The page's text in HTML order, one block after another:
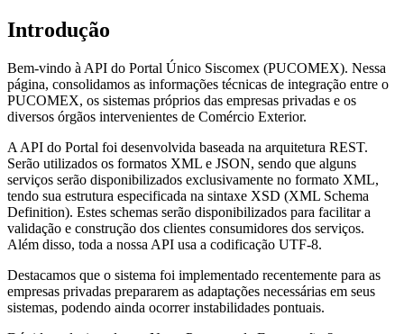
Introdução
Bem-vindo à API do Portal Único Siscomex (PUCOMEX). Nessa
página, consolidamos as informações técnicas de integração entre o
PUCOMEX, os sistemas próprios das empresas privadas e os
diversos órgãos intervenientes de Comércio Exterior.
A API do Portal foi desenvolvida baseada na arquitetura REST.
Serão utilizados os formatos XML e JSON, sendo que alguns
serviços serão disponibilizados exclusivamente no formato XML,
tendo sua estrutura especificada na sintaxe XSD (XML Schema
Definition). Estes schemas serão disponibilizados para facilitar a
validação e construção dos clientes consumidores dos serviços.
Além disso, toda a nossa API usa a codificação UTF-8.
Destacamos que o sistema foi implementado recentemente para as
empresas privadas prepararem as adaptações necessárias em seus
sistemas, podendo ainda ocorrer instabilidades pontuais.